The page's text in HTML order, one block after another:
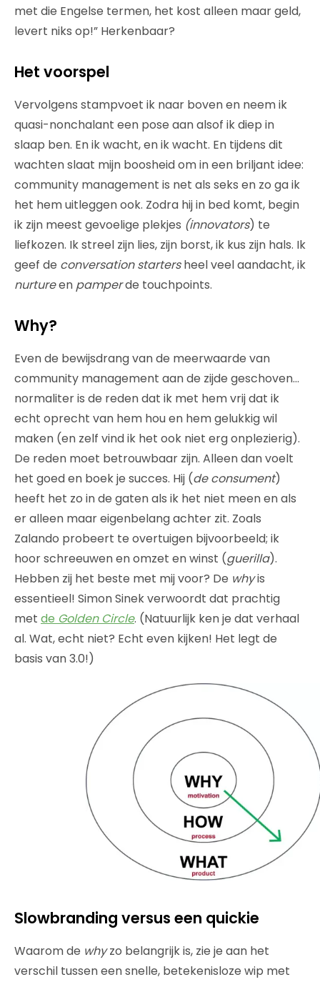
met die Engelse termen, het kost alleen maar geld,
levert niks op!” Herkenbaar?
Het voorspel
Vervolgens stampvoet ik naar boven en neem ik
quasi-nonchalant een pose aan alsof ik diep in
slaap ben. En ik wacht, en ik wacht. En tijdens dit
wachten slaat mijn boosheid om in een briljant idee:
community management is net als seks en zo ga ik
het hem uitleggen ook. Zodra hij in bed komt, begin
ik zijn meest gevoelige plekjes (innovators) te
liefkozen. Ik streel zijn lies, zijn borst, ik kus zijn hals. Ik
geef de conversation startersheel veel aandacht, ik
nurtureen pamperde touchpoints.
Why?
Even de bewijsdrang van de meerwaarde van
community management aan de zijde geschoven…
normaliter is de reden dat ik met hem vrij dat ik
echt oprecht van hem hou en hem gelukkig wil
maken (en zelf vind ik het ook niet erg onplezierig).
De reden moet betrouwbaar zijn. Alleen dan voelt
het goed en boek je succes. Hij (de consument)
heeft het zo in de gaten als ik het niet meen en als
er alleen maar eigenbelang achter zit. Zoals
Zalando probeert te overtuigen bijvoorbeeld; ik
hoor schreeuwen en omzet en winst (guerilla).
Hebben zij het beste met mij voor? De whyis
essentieel! Simon Sinek verwoordt dat prachtig
met de Golden Circle. (Natuurlijk ken je dat verhaal
al. Wat, echt niet? Echt even kijken! Het legt de
basis van 3.0!)
Slowbranding versus een quickie
Waarom de whyzo belangrijk is, zie je aan het
verschil tussen een snelle, betekenisloze wip met